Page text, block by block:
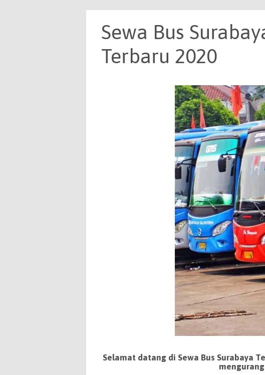
Sewa Bus
Terbaru 2020
Selamat datang di Sewa Bus Surabaya